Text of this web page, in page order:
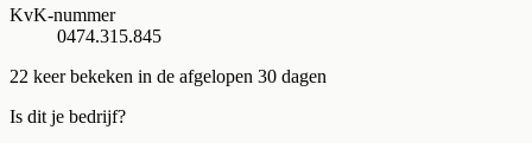
KvK-nummer
0474.315.845
22 keer bekeken in de afgelopen 30 dagen
Is dit je bedrijf?